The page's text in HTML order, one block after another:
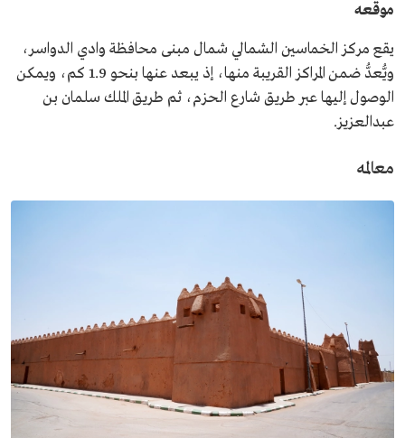
موقعه
يقع مركز الخماسين الشمالي شمال مبنى محافظة وادي الدواسر،
ويُّعدُّ ضمن المراكز القريبة منها، إذ يبعد عنها بنحو 1.9 كم، ويمكن
الوصول إليها عبر طريق شارع الحزم، ثم طريق الملك سلمان بن
عبدالعزيز.
معالمه